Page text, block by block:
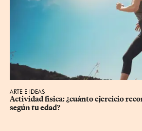
ARTE E IDEAS
Actividad física: ¿cuánto ejercicio
según tu edad?